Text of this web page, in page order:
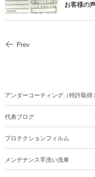
お客様の
Prev
アンダーコーティング（特許取得
代表ブログ
プロテクションフィルム
メンテナンス手洗い洗車